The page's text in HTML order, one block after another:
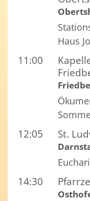
Haus
11:00
12:05 St.
14:30